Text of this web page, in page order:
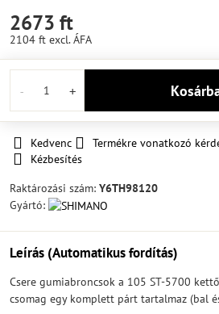
2673 ft
2104 ft excl. ÁFA
Kedvenc Termékre vonatkozó
Kézbesítés
Raktározási szám: Y6TH98120
Gyártó:
Leírás (Automatikus fordítás)
Csere gumiabroncsok a 105 ST-5700
csomag egy komplett párt tartalmaz (bal